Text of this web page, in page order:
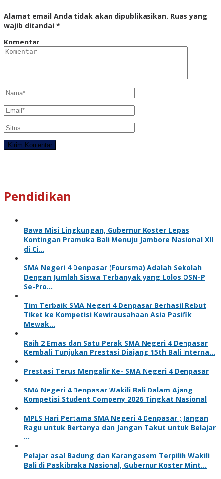
Alamat email Anda tidak akan dipublikasikan. Ruas yang
wajib ditandai *
Komentar
Pendidikan
Bawa Misi Lingkungan, Gubernur Koster Lepas
Kontingan Pramuka Bali Menuju Jambore Nasional XII
di Ci…
SMA Negeri 4 Denpasar (Foursma) Adalah Sekolah
Dengan Jumlah Siswa Terbanyak yang Lolos OSN-P
Se-Pro…
Tim Terbaik SMA Negeri 4 Denpasar Berhasil Rebut
Tiket ke Kompetisi Kewirausahaan Asia Pasifik
Mewak…
Raih 2 Emas dan Satu Perak SMA Negeri 4 Denpasar
Kembali Tunjukan Prestasi Diajang 15th Bali Interna…
Prestasi Terus Mengalir Ke- SMA Negeri 4 Denpasar
SMA Negeri 4 Denpasar Wakili Bali Dalam Ajang
Kompetisi Student Compeny 2026 Tingkat Nasional
MPLS Hari Pertama SMA Negeri 4 Denpasar ; Jangan
Ragu untuk Bertanya dan Jangan Takut untuk Belajar
…
Pelajar asal Badung dan Karangasem Terpilih Wakili
Bali di Paskibraka Nasional, Gubernur Koster Mint…